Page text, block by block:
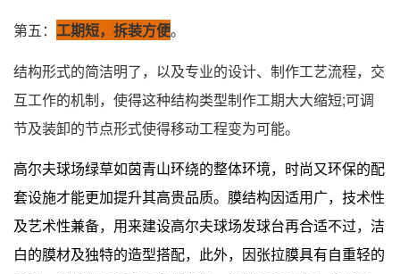
第五： 工期短，拆装方便。
结构形式的简洁明了，以及专业的设计、制作工艺流程，交
互工作的机制，使得这种结构类型制作工期大大缩短;可调
节及装卸的节点形式使得移动工程变为可能。
高尔夫球场绿草如茵青山环绕的整体环境，时尚又环保的配
套设施才能更加提升其高贵品质。膜结构因适用广，技术性
及艺术性兼备，用来建设高尔夫球场发球台再合适不过，洁
白的膜材及独特的造型搭配，此外，因张拉膜具有自重轻的